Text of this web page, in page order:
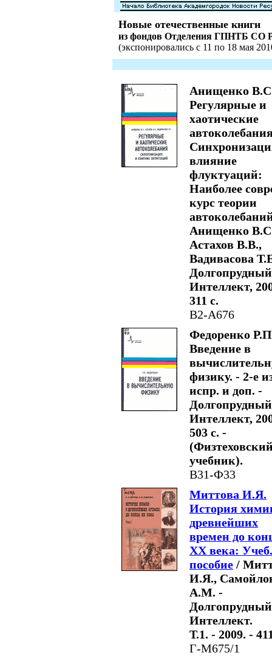
Новые отечественные книги
из фондов Отделения ГПНТБ СО
(экспонировались с 11 по 18 мая
Анищенко
Регулярные и
хаотические
влияние
флуктуаций:
Наиболее
курс теории
Анищенко
Астахов В.В.,
Вадивасова
Интеллект,
311 с.
В2-А676
Федоренко
Введение в
физику. - 2-е
испр. и доп. -
Интеллект,
503 с. -
учебник).
В31-Ф33
Миттова И.Я.
История
древнейших
времен до
XX века: Учеб.
пособие /
И.Я.,
А.М. -
Интеллект.
Т.1. - 2009. -
Г-М675/1